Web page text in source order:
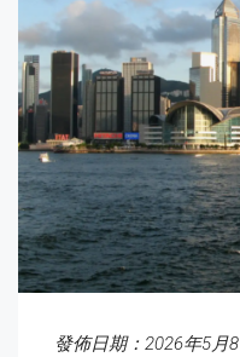
發佈日期： 2026年5月8